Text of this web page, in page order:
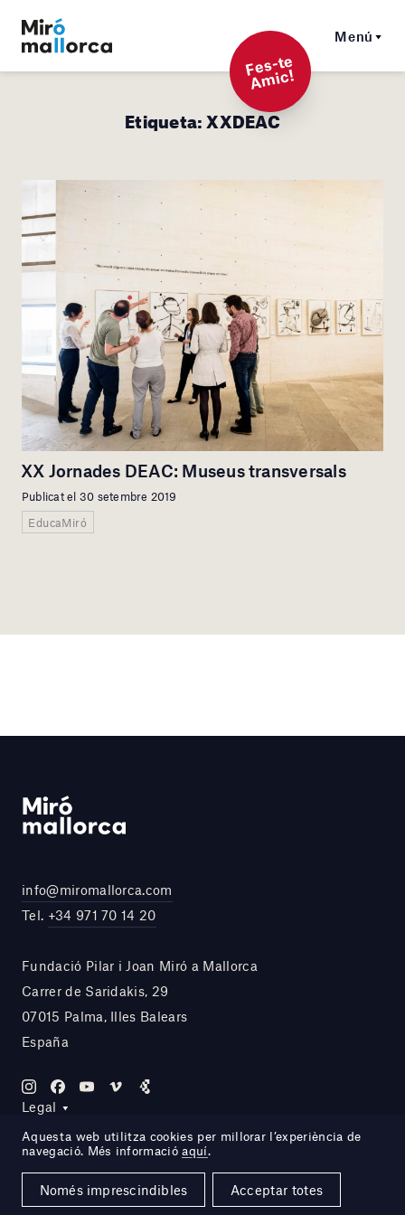
Menú
F
es-t
e
A
mi
c!
Etiqueta:XXDEAC
XX Jornades DEAC: Museus transversals
Publicat el 30 setembre 2019
EducaMiró
info@miromallorca.com
Tel. +34 971 70 14 20
Fundació Pilar i Joan Miró a Mallorca
Carrer de Saridakis, 29
07015 Palma, Illes Balears
España
Legal
Site by DOMO—A
Aquesta web utilitza cookies per millorar l’experiència de
navegació. Més informacióaquí.
Només imprescindibles Acceptar totes